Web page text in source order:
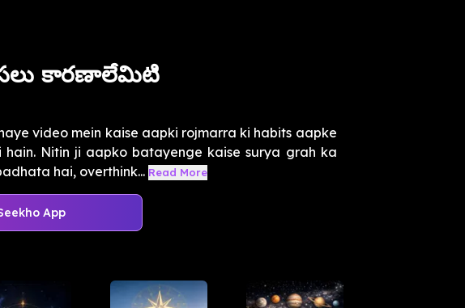
కారణాలేమిటి
video mein kaise aapki rojmarra ki habits aapke
Nitin ji aapko batayenge kaise surya grah ka
hai, overthink... Read More
App